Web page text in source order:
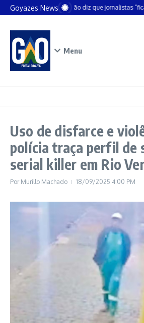
Ir para o conteúdo
Goyazes News
Chanceler alemão diz que jornalistas
Menu
Uso de disfarce e
polícia traça perfil de
serial killer em Rio
Por Murillo Machado 18/09/2025 4:00 PM